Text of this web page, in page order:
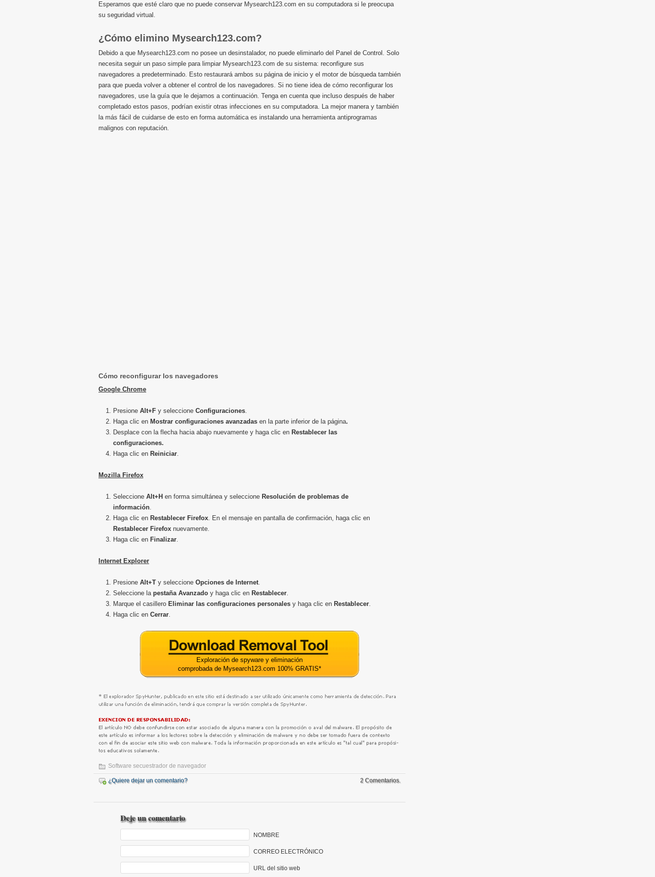
Esperamos que esté claro que no puede conservar Mysearch123.com en su computadora si le preocupa
su seguridad virtual.
¿Cómo elimino Mysearch123.com?
Debido a que Mysearch123.com no posee un desinstalador, no puede eliminarlo del Panel de Control. Solo
necesita seguir un paso simple para limpiar Mysearch123.com de su sistema: reconfigure sus
navegadores a predeterminado. Esto restaurará ambos su página de inicio y el motor de búsqueda también
para que pueda volver a obtener el control de los navegadores. Si no tiene idea de cómo reconfigurar los
navegadores, use la guía que le dejamos a continuación. Tenga en cuenta que incluso después de haber
completado estos pasos, podrían existir otras infecciones en su computadora. La mejor manera y también
la más fácil de cuidarse de esto en forma automática es instalando una herramienta antiprogramas
malignos con reputación.
Cómo reconfigurar los navegadores
Google Chrome
Presione Alt+F y seleccione Configuraciones.
Haga clic en Mostrar configuraciones avanzadas en la parte inferior de la página.
Desplace con la flecha hacia abajo nuevamente y haga clic en Restablecer las
configuraciones.
Haga clic en Reiniciar.
Mozilla Firefox
Seleccione Alt+H en forma simultánea y seleccione Resolución de problemas de
información.
Haga clic en Restablecer Firefox. En el mensaje en pantalla de confirmación, haga clic en
Restablecer Firefox nuevamente.
Haga clic en Finalizar.
Internet Explorer
Presione Alt+T y seleccione Opciones de Internet.
Seleccione la pestaña Avanzado y haga clic en Restablecer.
Marque el casillero Eliminar las configuraciones personales y haga clic en Restablecer.
Haga clic en Cerrar.
Exploración de spyware y eliminación
comprobada de Mysearch123.com 100% GRATIS*
Software secuestrador de navegador
¿Quiere dejar un comentario? 2 Comentarios.
Deje un comentario
NOMBRE
CORREO ELECTRÓNICO
URL del sitio web